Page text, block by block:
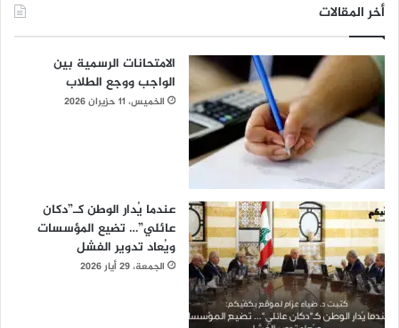
أخر المقالات
الامتحانات الرسمية بين
الواجب ووجع الطلاب
الخميس، 11 حزيران 2026
عندما يُدار الوطن كـ”دكان
عائلي”… تضيع المؤسسات
ويُعاد تدوير الفشل
الجمعة، 29 أيار 2026